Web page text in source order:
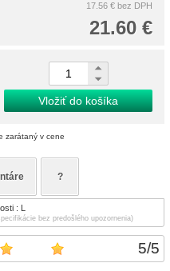
5/5
17.56 € bez DPH
21.60 €
Vložiť do košíka
zarátaný v cene
?
: L
bez predošlého upozornenia)